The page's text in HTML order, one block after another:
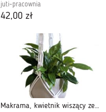
juti-pracownia
42,00 zł
Makrama, kwietnik wiszący ze sznurka